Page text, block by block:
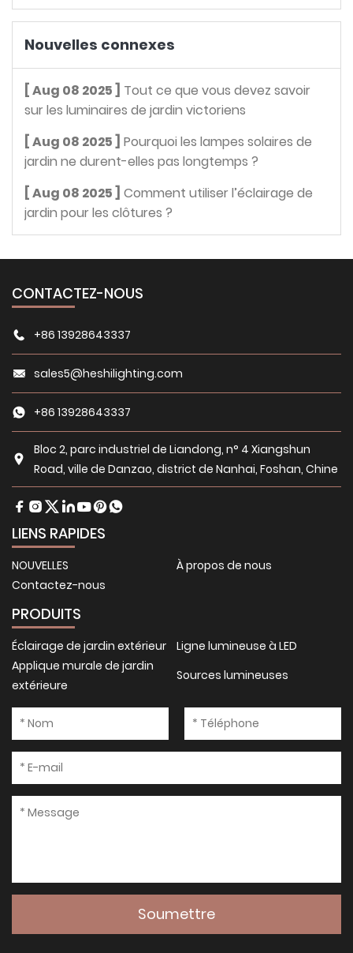
Nouvelles connexes
[ Aug 08 2025 ]
sur les luminaires de jardin victoriens
[ Aug 08 2025 ]
jardin ne durent-elles pas longtemps ?
[ Aug 08 2025 ]
jardin pour les clôtures ?
CONTACTEZ-NOUS
+86 13928643337
sales5@heshilighting.com
+86 13928643337
Bloc 2, parc industriel de Liandong, n° 4 Xiangshun
Road, ville de Danzao, district de Nanhai, Foshan, Chine
LIENS RAPIDES
NOUVELLES
À propos de nous
Contactez-nous
PRODUITS
Éclairage de jardin extérieur
Ligne lumineuse à LED
Applique murale de jardin
extérieure
Sources lumineuses
Soumettre